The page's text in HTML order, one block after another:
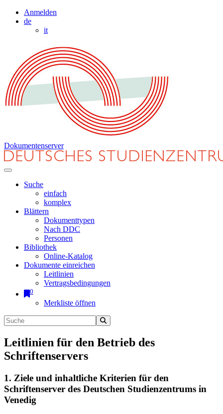
Anmelden
de
it
Dokumentenserver
Suche
einfach
komplex
Blättern
Dokumenttypen
Nach DDC
Personen
Bibliothek
Online-Katalog
Dokumente einreichen
Leitlinien
Vertragsbedingungen
0
Merkliste öffnen
Leitlinien für den Betrieb des
Schriftenservers
1. Ziele und inhaltliche Kriterien für den
Schriftenserver des Deutschen Studienzentrums in
Venedig